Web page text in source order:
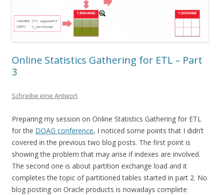
Online Statistics Gathering for ETL – Part
3
Schreibe eine Antwort
Preparing my session on Online Statistics Gathering for ETL
for the DOAG conference, I noticed some points that I didn’t
covered in the previous two blog posts. The first point is
showing the problem that may arise if indexes are involved.
The second one is about partition exchange load and it
completes the topic of partitioned tables started in part 2. No
blog posting on Oracle products is nowadays complete